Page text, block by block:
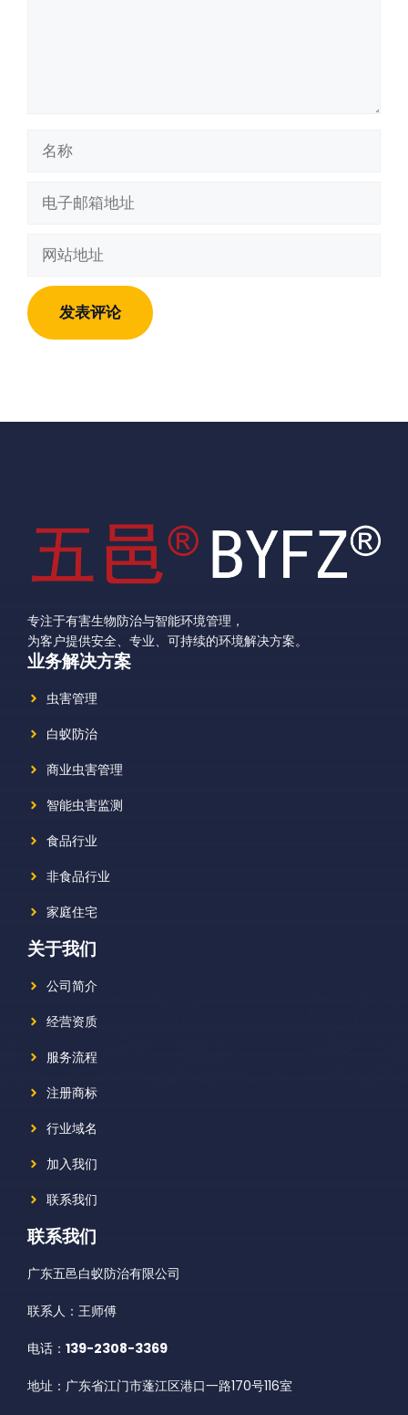
地
址
地
址
专注于有害生物防治与智能环境管理，
为客户提供安全、专业、可持续的环境解决方案。
业务解决方案
虫害管理
白蚁防治
商业虫害管理
智能虫害监测
食品行业
非食品行业
家庭住宅
关于我们
公司简介
经营资质
服务流程
注册商标
行业域名
加入我们
联系我们
联系我们
广东五邑白蚁防治有限公司
联系人：王师傅
电话： 139-2308-3369
地址：广东省江门市蓬江区港口一路170号116室